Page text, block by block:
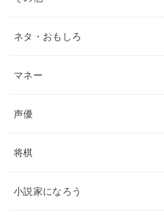
ネタ・おもしろ
マネー
声優
将棋
小説家になろう